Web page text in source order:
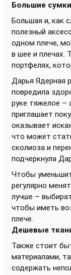
Большие
Большая и, как
полезный
одном плече,
в шее и плечах.
портфелях,
Дарья Ядерная
повредила
руке тяжелое
приглашает
оказывает
что может
сколиоза и
подчеркнула
Чтобы
регулярно
лучше –
чтобы иметь
плече.
Дешевые
Также стоит
материалами,
содержать